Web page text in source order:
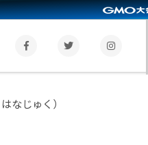
じゅく）